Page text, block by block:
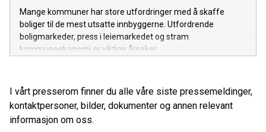
Mange kommuner har store utfordringer med å skaffe
boliger til de mest utsatte innbyggerne. Utfordrende
boligmarkeder, press i leiemarkedet og stram
kommuneøkonomi er viktige årsaker.
I vårt presserom finner du alle våre siste pressemeldinger,
kontaktpersoner, bilder, dokumenter og annen relevant
informasjon om oss.